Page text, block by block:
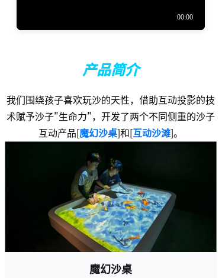
产品简介
我们围绕孩子喜欢玩沙的天性，借助互动投影的技
术赋予沙子"生命力"，开发了两个不同侧重的沙子
互动产品[魔幻沙桌]和[互动沙滩]。
魔幻沙桌